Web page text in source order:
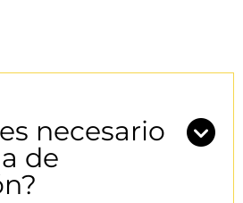
necesario
de